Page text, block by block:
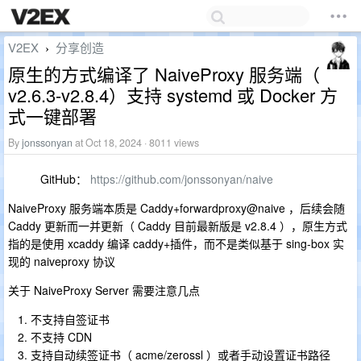
V2EX › 分享创造
原生的方式编译了 NaiveProxy 服务端（
v2.6.3-v2.8.4）支持 systemd 或 Docker 方
式一键部署
Byjonssonyan at Oct 18, 2024 · 8011 views
GitHub： https://github.com/jonssonyan/naive
NaiveProxy 服务端本质是 Caddy+forwardproxy@naive ，后续会随
Caddy 更新而一并更新（ Caddy 目前最新版是 v2.8.4 ），原生方式
指的是使用 xcaddy 编译 caddy+插件，而不是类似基于 sing-box 实
现的 naiveproxy 协议
关于 NaiveProxy Server 需要注意几点
不支持自签证书
不支持 CDN
支持自动续签证书（ acme/zerossl ）或者手动设置证书路径